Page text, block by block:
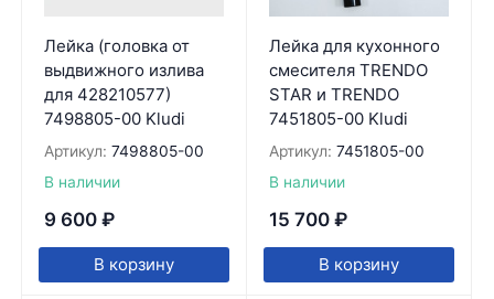
Лейка (головка от
выдвижного излива
для 428210577)
7498805-00 Kludi
Артикул: 7498805-00
В наличии
9 600 ₽
В корзину
Лейка для кухонного
смесителя TRENDO
STAR и TRENDO
7451805-00 Kludi
Артикул: 7451805-00
В наличии
15 700 ₽
В корзину